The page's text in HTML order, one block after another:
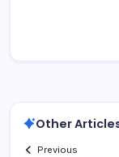
Other
Previous